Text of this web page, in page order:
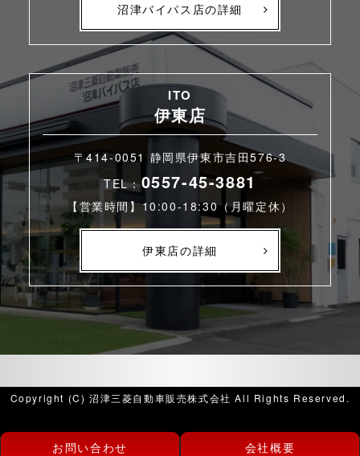
沼津バイパス店の詳細
ITO
伊東店
〒414-0051 静岡県伊東市吉田576-3
TEL：0557-45-3881
【営業時間】10:00-18:30（月曜定休）
伊東店の詳細
お問い合わせ 会社概要
Copyright (C) 沼津三菱自動車販売株式会社 All Rights Reserved.